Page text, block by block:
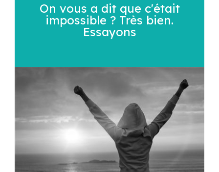
On vous a dit que c'était
impossible ? Très bien.
Essayons